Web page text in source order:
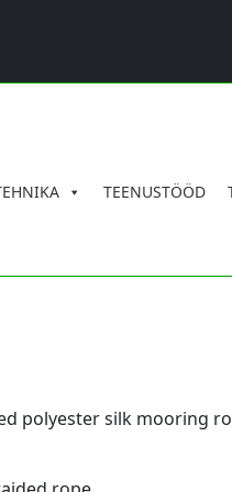
TEENUSTÖÖD
polyester silk mooring